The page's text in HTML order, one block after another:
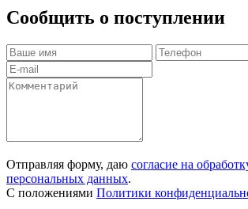
Сообщить о поступлении
Отправляя форму, даю согласие на
персональных данных.
С положениями Политики